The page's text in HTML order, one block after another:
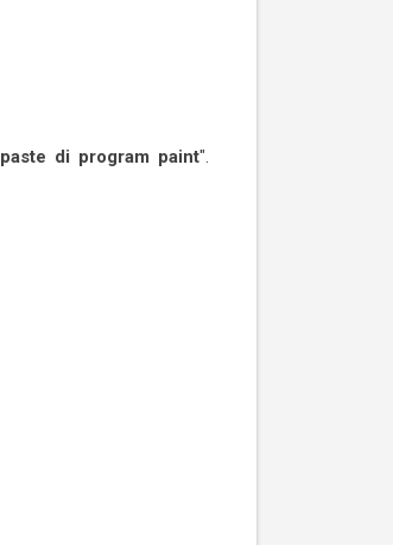
paste di program paint".